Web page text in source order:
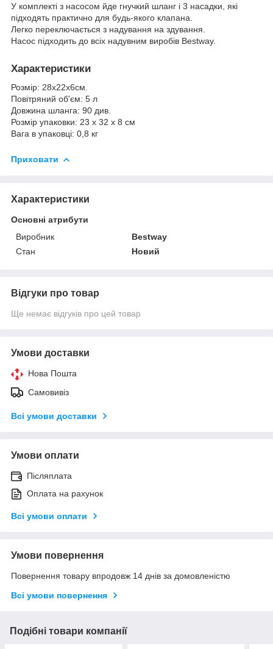
У комплекті з насосом йде гнучкий шланг і 3 насадки, які
підходять практично для будь-якого клапана.
Легко переключається з надування на здування.
Насос підходить до всіх надувним виробів Bestway.
Характеристики
Розмір: 28х22х6см.
Повітряний об'єм: 5 л
Довжина шланга: 90 див.
Розмір упаковки: 23 x 32 x 8 см
Вага в упаковці: 0,8 кг
Приховати
Характеристики
Основні атрибути
Виробник
Bestway
Стан
Новий
Відгуки про товар
Ще немає відгуків про цей товар
Умови доставки
Нова Пошта
Самовивіз
Всі умови доставки
Умови оплати
Післяплата
Оплата на рахунок
Всі умови оплати
Умови повернення
Повернення товару впродовж 14 днів за домовленістю
Всі умови повернення
Подібні товари компанії